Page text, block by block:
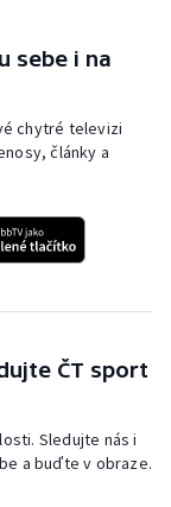
sebe i na
chytré televizi
články a
ČT sport
Sledujte nás i
a buďte v obraze.